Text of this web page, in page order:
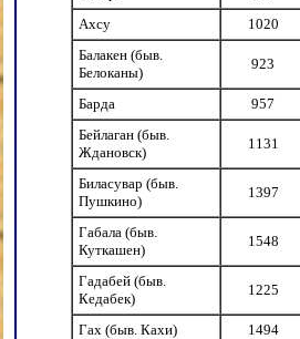
Ахсу
1020
Балакен (быв.
Белоканы)
923
Барда
957
Бейлаган (быв.
Ждановск)
1131
Биласувар (быв.
Пушкино)
1397
Габала (быв.
Куткашен)
1548
Гадабей (быв.
Кедабек)
1225
Гах (быв. Кахи)
1494